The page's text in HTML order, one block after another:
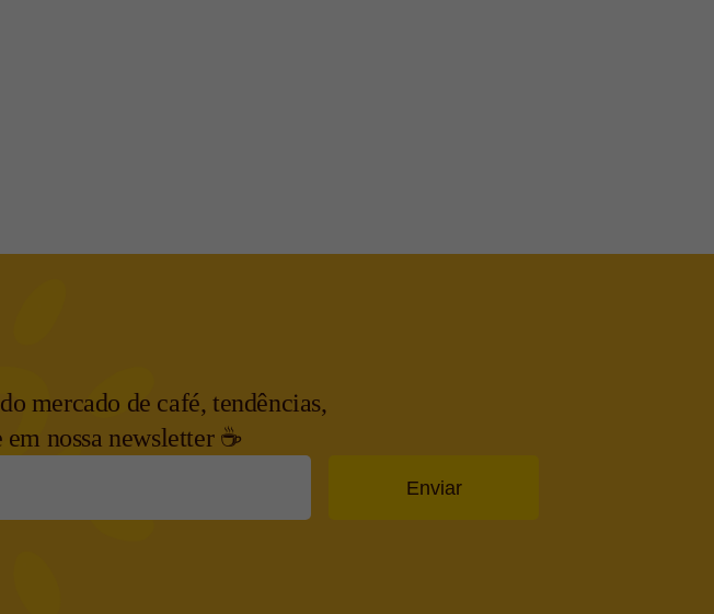
mercado de café, tendências,
nossa newsletter ☕
Enviar